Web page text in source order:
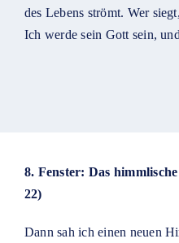
des Lebens strömt. Wer
Ich werde sein Gott sein,
8. Fenster: Das
22)
Dann sah ich einen neuen